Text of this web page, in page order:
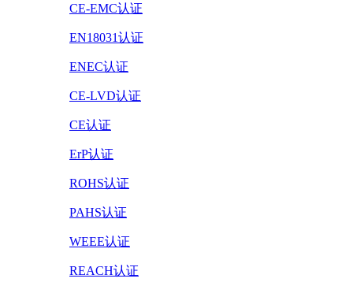
CE-EMC认证
EN18031认证
ENEC认证
CE-LVD认证
CE认证
ErP认证
ROHS认证
PAHS认证
WEEE认证
REACH认证